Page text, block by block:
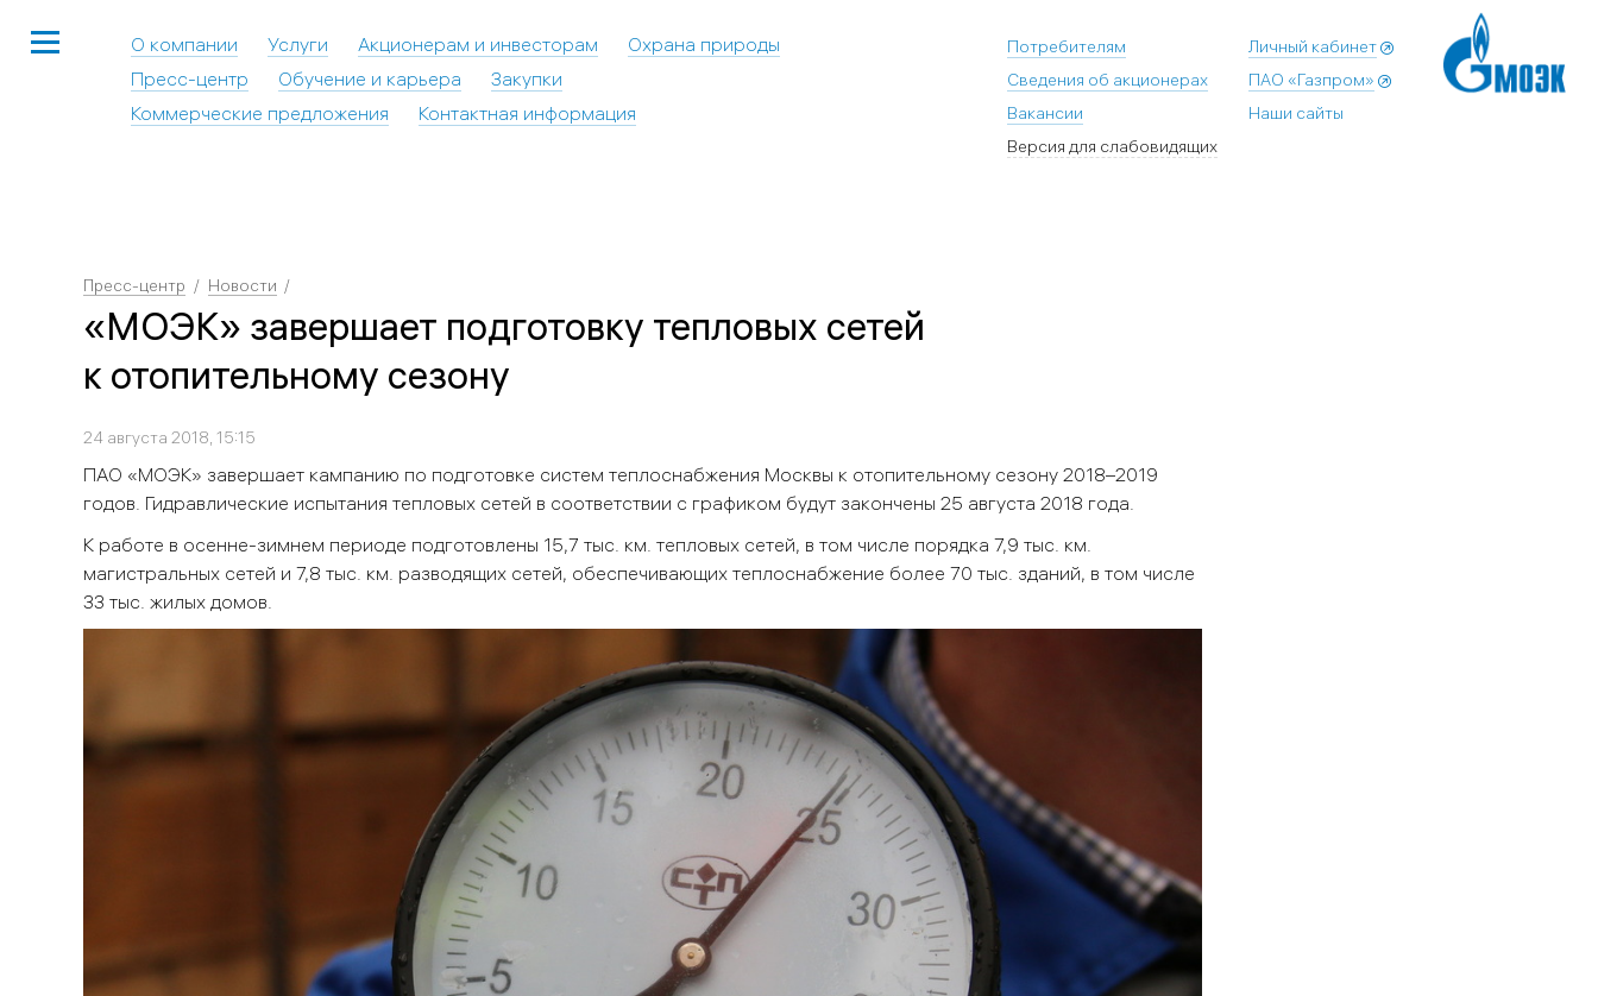
О компании Услуги Акционерам и инвесторам
Охрана природы
Пресс-центр
Обучение и карьера
Закупки
Коммерческие предложения
Контактная информация
Личный кабинет
ПАО «Газпром»
Наши сайты
Потребителям
Сведения об акционерах
Вакансии
Версия для слабовидящих
Пресс-центр Новости
«МОЭК» завершает подготовку тепловых сетей
к отопительному сезону
24 августа 2018, 15:15
ПАО «МОЭК» завершает кампанию по подготовке систем теплоснабжения Москвы к отопительному сезону 2018–2019
годов. Гидравлические испытания тепловых сетей в соответствии с графиком будут закончены 25 августа 2018 года.
К работе в осенне-зимнем периоде подготовлены 15,7 тыс. км. тепловых сетей, в том числе порядка 7,9 тыс. км.
магистральных сетей и 7,8 тыс. км. разводящих сетей, обеспечивающих теплоснабжение более 70 тыс. зданий, в том числе
33 тыс. жилых домов.